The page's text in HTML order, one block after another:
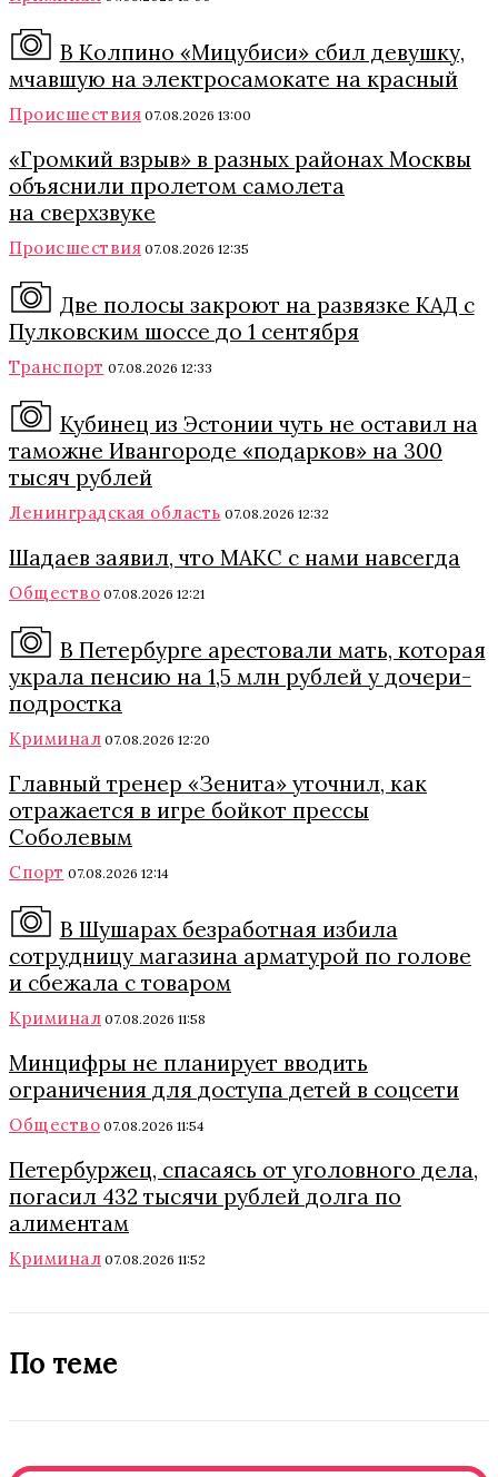
В Колпино «Мицубиси» сбил девушку,
мчавшую на электросамокате на красный
Происшествия 07.08.2026 13:00
«Громкий взрыв» в разных районах Москвы
объяснили пролетом самолета
на сверхзвуке
Происшествия 07.08.2026 12:35
Две полосы закроют на развязке КАД с
Пулковским шоссе до 1 сентября
Транспорт 07.08.2026 12:33
Кубинец из Эстонии чуть не оставил на
таможне Ивангороде «подарков» на 300
тысяч рублей
Ленинградская область 07.08.2026 12:32
Шадаев заявил, что МАКС с нами навсегда
Общество 07.08.2026 12:21
В Петербурге арестовали мать, которая
украла пенсию на 1,5 млн рублей у дочери-
подростка
Криминал 07.08.2026 12:20
Главный тренер «Зенита» уточнил, как
отражается в игре бойкот прессы
Соболевым
Спорт 07.08.2026 12:14
В Шушарах безработная избила
сотрудницу магазина арматурой по голове
и сбежала с товаром
Криминал 07.08.2026 11:58
Минцифры не планирует вводить
ограничения для доступа детей в соцсети
Общество 07.08.2026 11:54
Петербуржец, спасаясь от уголовного дела,
погасил 432 тысячи рублей долга по
алиментам
Криминал 07.08.2026 11:52
По теме